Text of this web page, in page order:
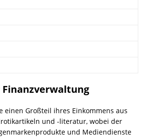
einen Großteil ihres Einkommens aus
und -literatur, wobei der
und Mediendienste